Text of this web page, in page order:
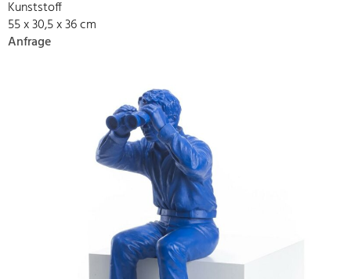
Kunststoff
55 x 30,5 x 36 cm
Anfrage